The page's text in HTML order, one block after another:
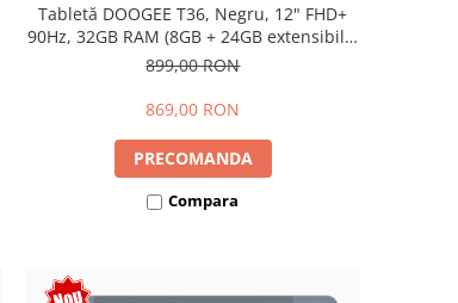
Tabletă DOOGEE T36, Negru, 12" FHD+
90Hz, 32GB RAM (8GB + 24GB extensibili),
256GB, Android 15, 8800mAh, Dual SIM
899,00 RON
869,00 RON
PRECOMANDA
Compara